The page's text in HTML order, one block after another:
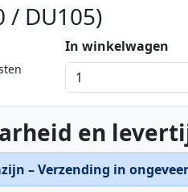
/ DU105)
In winkelwagen
en
– Verzending in